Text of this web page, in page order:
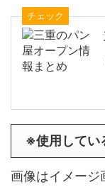
チェック
※使用してい
画像はイメー